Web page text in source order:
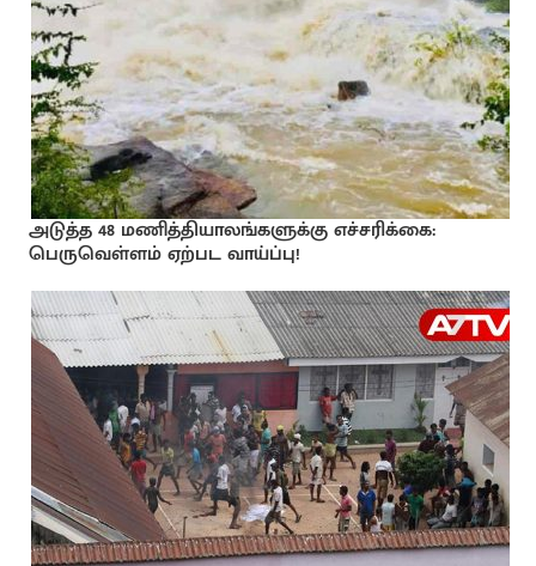
அடுத்த 48 மணித்தியாலங்களுக்கு எச்சரிக்கை:
பெருவெள்ளம் ஏற்பட வாய்ப்பு!